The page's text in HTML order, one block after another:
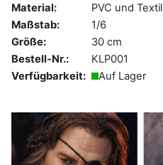
Material:
PVC und Textil
Maßstab:
1/6
Größe:
30 cm
Bestell-Nr.:
KLP001
Verfügbarkeit:
Auf Lager